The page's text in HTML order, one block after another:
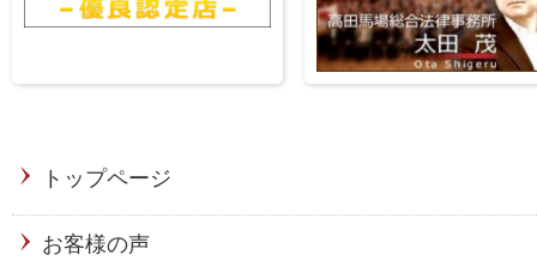
トップページ
お客様の声